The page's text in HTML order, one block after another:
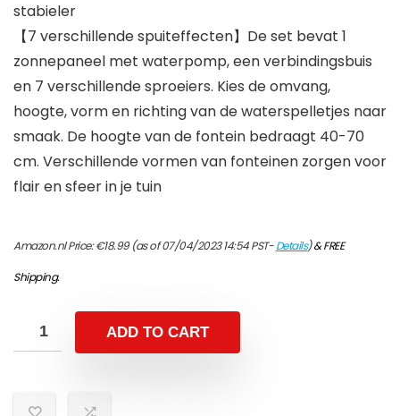
stabieler
【7 verschillende spuiteffecten】De set bevat 1
zonnepaneel met waterpomp, een verbindingsbuis
en 7 verschillende sproeiers. Kies de omvang,
hoogte, vorm en richting van de waterspelletjes naar
smaak. De hoogte van de fontein bedraagt 40-70
cm. Verschillende vormen van fonteinen zorgen voor
flair en sfeer in je tuin
Amazon.nl Price:€18.99(as of 07/04/2023 14:54 PST-Details)&FREE
Shipping.
ADD TO CART